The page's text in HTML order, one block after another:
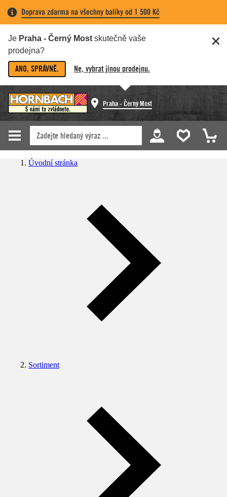
Doprava zdarma na všechny balíky od 1 500 Kč
Je Praha - Černý Most skutečně vaše
prodejna?
ANO, SPRÁVNĚ. Ne, vybrat jinou prodejnu.
Praha - Černý Most
Úvodní stránka
Sortiment